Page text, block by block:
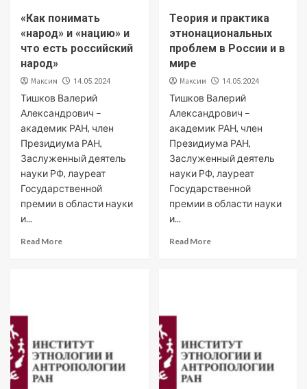
«Как понимать
«народ» и «нацию» и
что есть российский
народ»
Максим 14.05.2024
Тишков Валерий
Александрович –
академик РАН, член
Президиума РАН,
Заслуженный деятель
науки РФ, лауреат
Государственной
премии в области науки
и...
Read More
Теория и практика
этнонациональных
проблем в России и в
мире
Максим 14.05.2024
Тишков Валерий
Александрович –
академик РАН, член
Президиума РАН,
Заслуженный деятель
науки РФ, лауреат
Государственной
премии в области науки
и...
Read More